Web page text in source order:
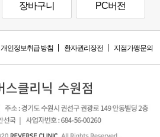
장바구니 PC버전
개인정보취급방침 환자권리장전 지점가맹문의